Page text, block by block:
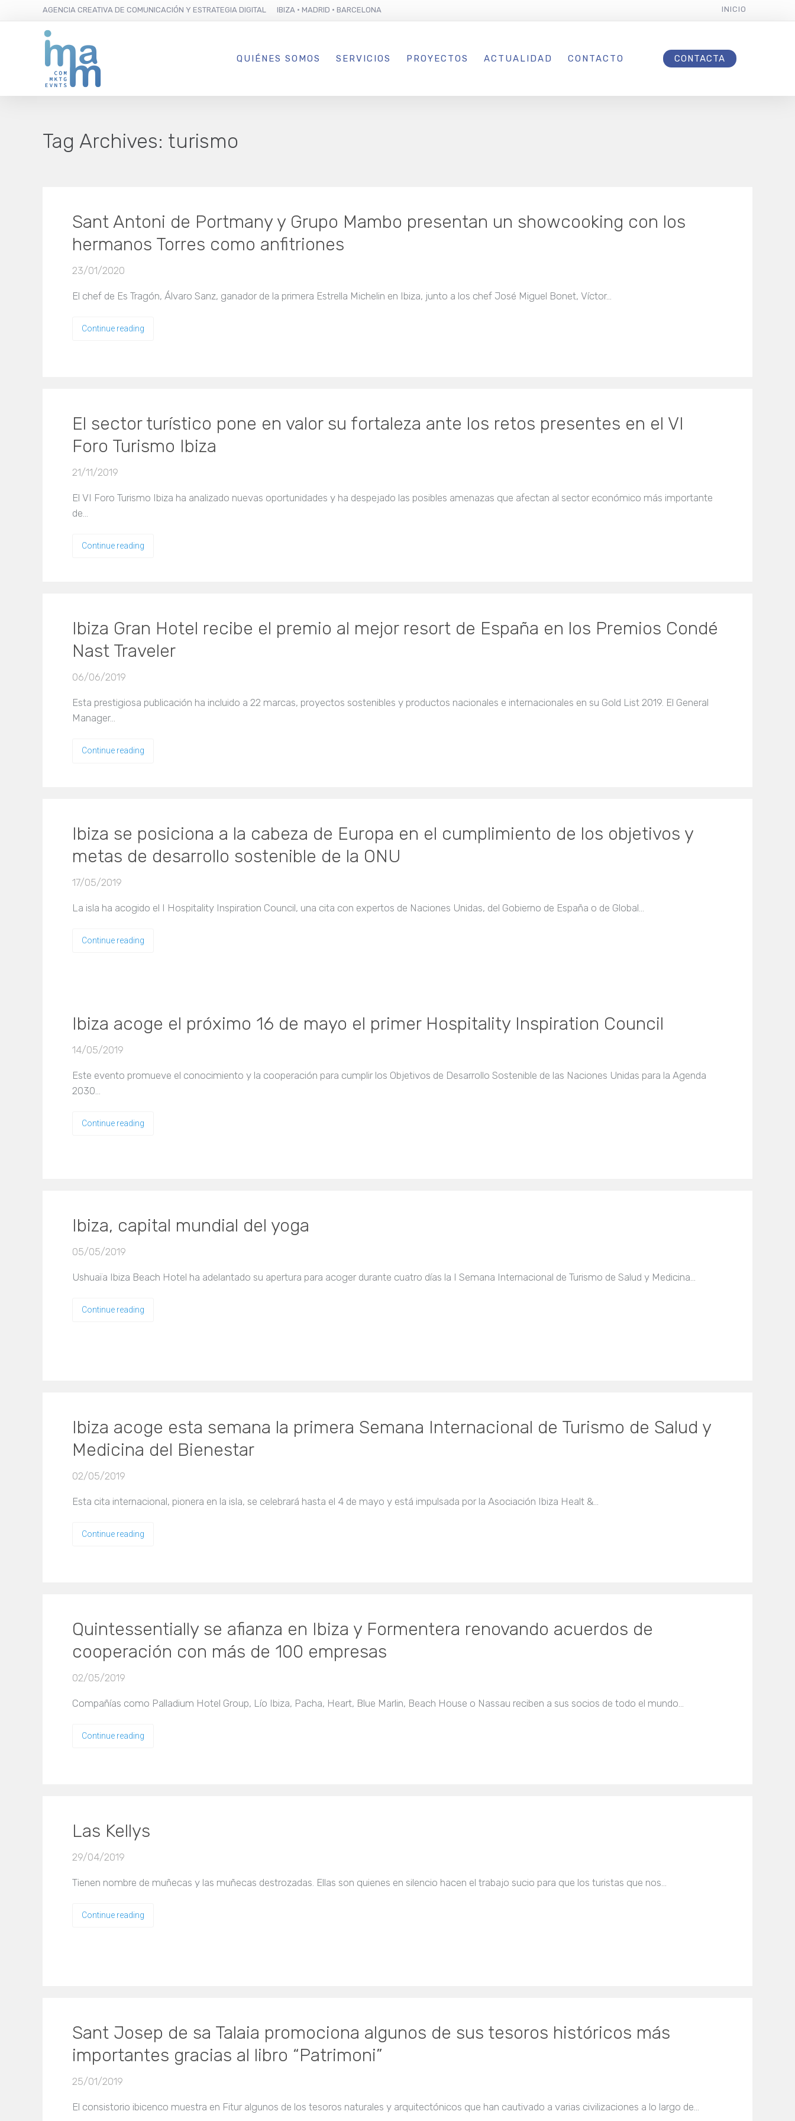
AGENCIA CREATIVA DE COMUNICACIÓN Y ESTRATEGIA DIGITAL IBIZA · MADRID · BARCELONA INICIO
QUIÉNES SOMOS SERVICIOS PROYECTOS ACTUALIDAD CONTACTO CONTACTA
Tag Archives: turismo
Sant Antoni de Portmany y Grupo Mambo presentan un showcooking con los
hermanos Torres como anfitriones
23/01/2020
El chef de Es Tragón, Álvaro Sanz, ganador de la primera Estrella Michelin en Ibiza, junto a los chef José Miguel Bonet, Víctor…
Continue reading
El sector turístico pone en valor su fortaleza ante los retos presentes en el VI
Foro Turismo Ibiza
21/11/2019
El VI Foro Turismo Ibiza ha analizado nuevas oportunidades y ha despejado las posibles amenazas que afectan al sector económico más importante
de…
Continue reading
Ibiza Gran Hotel recibe el premio al mejor resort de España en los Premios Condé
Nast Traveler
06/06/2019
Esta prestigiosa publicación ha incluido a 22 marcas, proyectos sostenibles y productos nacionales e internacionales en su Gold List 2019. El General
Manager…
Continue reading
Ibiza se posiciona a la cabeza de Europa en el cumplimiento de los objetivos y
metas de desarrollo sostenible de la ONU
17/05/2019
La isla ha acogido el I Hospitality Inspiration Council, una cita con expertos de Naciones Unidas, del Gobierno de España o de Global…
Continue reading
Ibiza acoge el próximo 16 de mayo el primer Hospitality Inspiration Council
14/05/2019
Este evento promueve el conocimiento y la cooperación para cumplir los Objetivos de Desarrollo Sostenible de las Naciones Unidas para la Agenda
2030…
Continue reading
Ibiza, capital mundial del yoga
05/05/2019
Ushuaïa Ibiza Beach Hotel ha adelantado su apertura para acoger durante cuatro días la I Semana Internacional de Turismo de Salud y Medicina…
Continue reading
Ibiza acoge esta semana la primera Semana Internacional de Turismo de Salud y
Medicina del Bienestar
02/05/2019
Esta cita internacional, pionera en la isla, se celebrará hasta el 4 de mayo y está impulsada por la Asociación Ibiza Healt &…
Continue reading
Quintessentially se afianza en Ibiza y Formentera renovando acuerdos de
cooperación con más de 100 empresas
02/05/2019
Compañías como Palladium Hotel Group, Lío Ibiza, Pacha, Heart, Blue Marlin, Beach House o Nassau reciben a sus socios de todo el mundo…
Continue reading
Las Kellys
29/04/2019
Tienen nombre de muñecas y las muñecas destrozadas. Ellas son quienes en silencio hacen el trabajo sucio para que los turistas que nos…
Continue reading
Sant Josep de sa Talaia promociona algunos de sus tesoros históricos más
importantes gracias al libro “Patrimoni”
25/01/2019
El consistorio ibicenco muestra en Fitur algunos de los tesoros naturales y arquitectónicos que han cautivado a varias civilizaciones a lo largo de…